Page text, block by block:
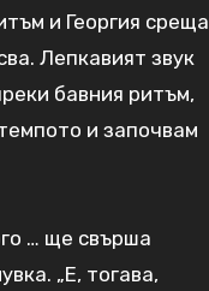
и Георгия среща
Лепкавият звук
бавния ритъм,
и започвам
… ще свърша
„Е, тогава,